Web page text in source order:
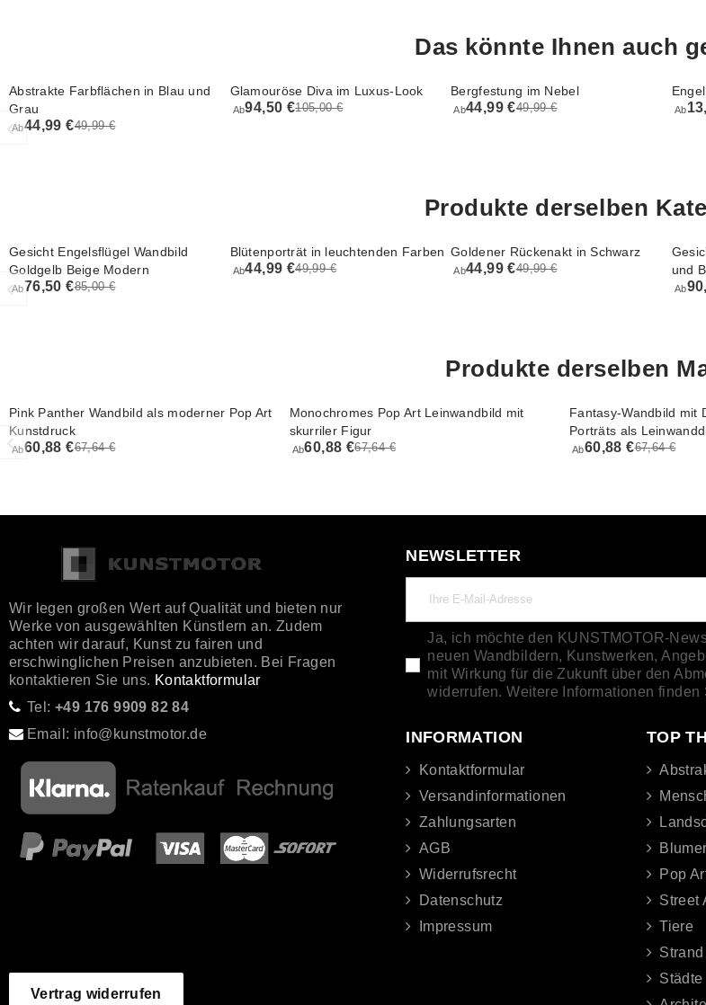
Das könnte Ihnen auch
‹
Abstrakte Farbflächen in Blau und
Grau
Ab44,99 €49,99 €
Glamouröse Diva im Luxus-Look
Ab94,50 €105,00 €
Bergfestung im Nebel
Ab44,99 €49,99 € Ab
Produkte derselben
‹
Gesicht Engelsflügel Wandbild
Goldgelb Beige Modern
Ab76,50 €85,00 €
Blütenporträt in leuchtenden Farben
Ab44,99 €49,99 €
Goldener Rückenakt in Schwarz
Ab44,99 €49,99 €
und
Ab
Produkte derselben
‹
Pink Panther Wandbild als moderner Pop Art
Kunstdruck
Ab60,88 €67,64 €
Monochromes Pop Art Leinwandbild mit
skurriler Figur
Ab60,88 €67,64 €
Fantasy-Wandbild mit
Porträts als
Ab60,88 €67,64 €
Wir legen großen Wert auf Qualität und bieten nur
Werke von ausgewählten Künstlern an. Zudem
achten wir darauf, Kunst zu fairen und
erschwinglichen Preisen anzubieten. Bei Fragen
kontaktieren Sie uns. Kontaktformular
Tel: +49 176 9909 82 84
Email: info@kunstmotor.de
Vertrag widerrufen
NEWSLETTER
Ja, ich möchte den KUNSTMOTOR-
neuen Wandbildern, Kunstwerken,
mit Wirkung für die Zukunft über den
widerrufen. Weitere Informationen
INFORMATION
Kontaktformular
Versandinformationen
Zahlungsarten
AGB
Widerrufsrecht
Datenschutz
Impressum
TOP
Pop
Street
Tiere
Städte